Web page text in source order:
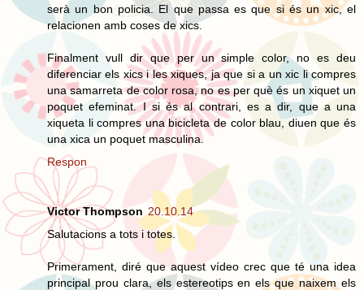
serà un bon policia. El que passa es que si és un xic, el
relacionen amb coses de xics.
Finalment vull dir que per un simple color, no es deu
diferenciar els xics i les xiques, ja que si a un xic li compres
una samarreta de color rosa, no es per què és un xiquet un
poquet efeminat. I si és al contrari, es a dir, que a una
xiqueta li compres una bicicleta de color blau, diuen que és
una xica un poquet masculina.
Respon
Victor Thompson 20.10.14
Salutacions a tots i totes.
Primerament, diré que aquest vídeo crec que té una idea
principal prou clara, els estereotips en els que naixem els